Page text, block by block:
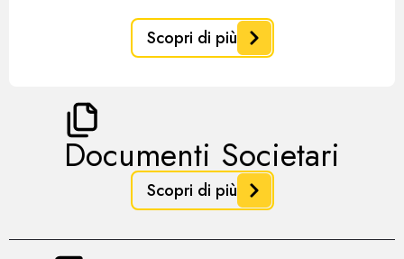
Scopri di più
Documenti Societari
Scopri di più